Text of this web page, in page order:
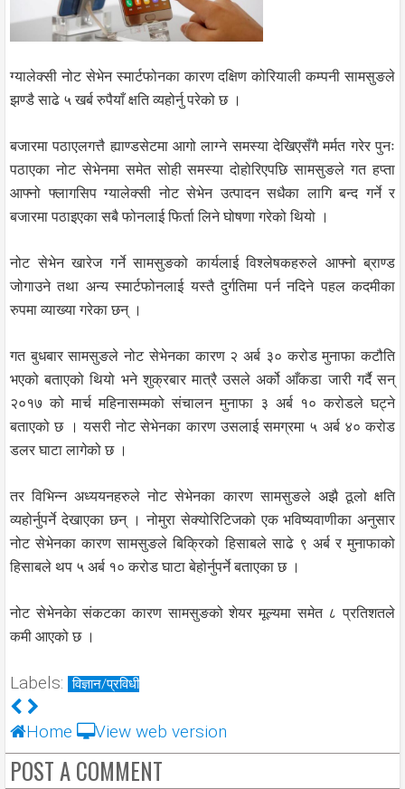
ग्यालेक्सी नोट सेभेन स्मार्टफोनका कारण दक्षिण कोरियाली कम्पनी सामसुङले
झण्डै साढे ५ खर्ब रुपैयाँ क्षति व्यहोर्नु परेको छ ।
बजारमा पठाएलगत्तै ह्याण्डसेटमा आगो लाग्ने समस्या देखिएसँगै मर्मत गरेर पुनः
पठाएका नोट सेभेनमा समेत सोही समस्या दोहोरिएपछि सामसुङले गत हप्ता
आफ्नो फ्लागसिप ग्यालेक्सी नोट सेभेन उत्पादन सधैका लागि बन्द गर्ने र
बजारमा पठाइएका सबै फोनलाई फिर्ता लिने घोषणा गरेको थियो ।
नोट सेभेन खारेज गर्ने सामसुङको कार्यलाई विश्लेषकहरुले आफ्नो ब्राण्ड
जोगाउने तथा अन्य स्मार्टफोनलाई यस्तै दुर्गतिमा पर्न नदिने पहल कदमीका
रुपमा व्याख्या गरेका छन् ।
गत बुधबार सामसुङले नोट सेभेनका कारण २ अर्ब ३० करोड मुनाफा कटौति
भएको बताएको थियो भने शुक्रबार मात्रै उसले अर्को आँकडा जारी गर्दै सन्
२०१७ को मार्च महिनासम्मको संचालन मुनाफा ३ अर्ब १० करोडले घट्ने
बताएको छ । यसरी नोट सेभेनका कारण उसलाई समग्रमा ५ अर्ब ४० करोड
डलर घाटा लागेको छ ।
तर विभिन्न अध्ययनहरुले नोट सेभेनका कारण सामसुङले अझै ठूलो क्षति
व्यहोर्नुपर्ने देखाएका छन् । नोमुरा सेक्योरिटिजको एक भविष्यवाणीका अनुसार
नोट सेभेनका कारण सामसुङले बिक्रिको हिसाबले साढे ९ अर्ब र मुनाफाको
हिसाबले थप ५ अर्ब १० करोड घाटा बेहोर्नुपर्ने बताएका छ ।
नोट सेभेनकेा संकटका कारण सामसुङको शेयर मूल्यमा समेत ८ प्रतिशतले
कमी आएको छ ।
Labels: विज्ञान/प्रविधी
Home View web version
POST A COMMENT